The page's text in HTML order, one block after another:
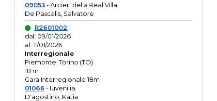
09053- Arcieri della Real Villa
De Pascalis, Salvatore
R2601002
dal: 09/01/2026
al: 11/01/2026
Interregionale
Piemonte: Torino (TO)
18 m
Gara Interregionale 18m
01066 - Iuvenilia
D'agostino, Katia